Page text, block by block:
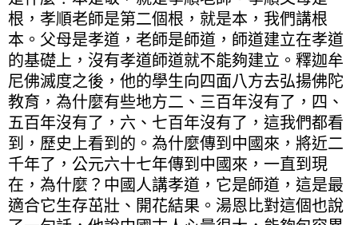
根，孝順老師是第二個根，就是本，我們講根
本。父母是孝道，老師是師道，師道建立在孝道
的基礎上，沒有孝道師道就不能夠建立。釋迦牟
尼佛滅度之後，他的學生向四面八方去弘揚佛陀
教育，為什麼有些地方二、三百年沒有了，四、
五百年沒有了，六、七百年沒有了，這我們都看
到，歷史上看到的。為什麼傳到中國來，將近二
千年了，公元六十七年傳到中國來，一直到現
在，為什麼？中國人講孝道，它是師道，這是最
適合它生存茁壯、開花結果。湯恩比對這個也說